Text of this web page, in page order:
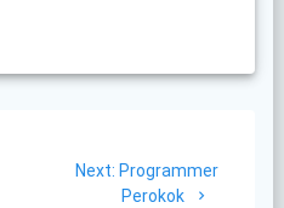
Next: Next
post:
Programmer
Perokok